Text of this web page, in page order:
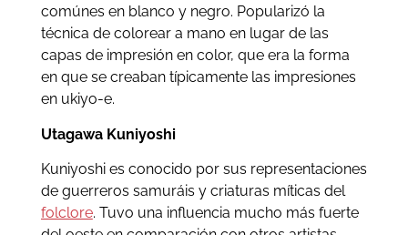
comúnes en blanco y negro. Popularizó la
técnica de colorear a mano en lugar de las
capas de impresión en color, que era la forma
en que se creaban típicamente las impresiones
en ukiyo-e.
Utagawa Kuniyoshi
Kuniyoshi es conocido por sus representaciones
de guerreros samuráis y criaturas míticas del
folclore. Tuvo una influencia mucho más fuerte